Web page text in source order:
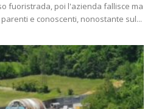
fuoristrada, poi l'azienda fallisce ma
e conoscenti, nonostante sul...